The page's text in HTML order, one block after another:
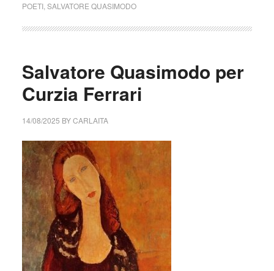
POETI, SALVATORE QUASIMODO
Salvatore Quasimodo per
Curzia Ferrari
14/08/2025 BYCARLAITA